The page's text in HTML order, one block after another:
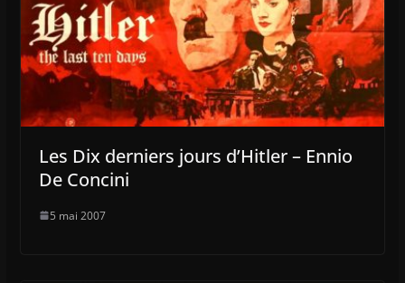
Les Dix derniers jours d’Hitler – Ennio
De Concini
5 mai 2007